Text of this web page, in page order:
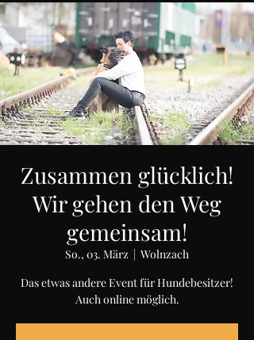
Zusammen glücklich!
Wir gehen den Weg
gemeinsam!
So., 03. März
  |
Wolnzach
Das etwas andere Event für Hundebesitzer!